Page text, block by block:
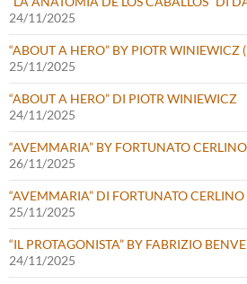
24/11/2025
“ABOUT A HERO” BY PIOTR WINIEWICZ
25/11/2025
“ABOUT A HERO” DI PIOTR WINIEWICZ
24/11/2025
“AVEMMARIA” BY FORTUNATO
26/11/2025
“AVEMMARIA” DI FORTUNATO CERLINO
25/11/2025
“IL PROTAGONISTA” BY FABRIZIO
24/11/2025